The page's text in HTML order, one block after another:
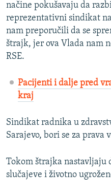
načine pokušavaju da
reprezentativni sindikat
nam preporučili da se
štrajk, jer ova Vlada nam
RSE.
Pacijenti i dalje pred
kraj
Sindikat radnika u
Sarajevo, bori se za prava
Tokom štrajka nastavljaju
slučajeve i životno